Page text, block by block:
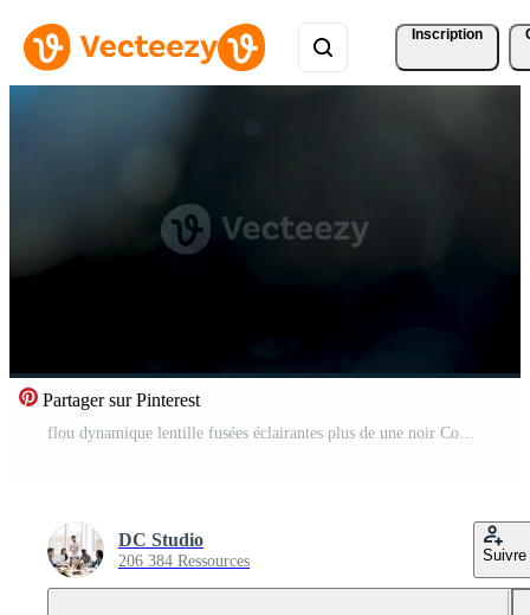
Inscription
Partager sur Pinterest
flou dynamique lentille fusées éclairantes plus de une noir Contexte dans studio Vidéo Pro
DC Studio
206 384 Ressources Suivre